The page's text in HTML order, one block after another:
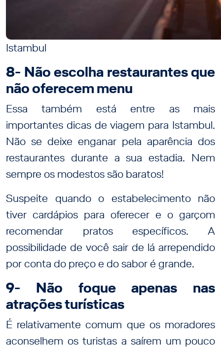
Istambul
8- Não escolha restaurantes que
não oferecem menu
Essa também está entre as mais
importantes dicas de viagem para Istambul.
Não se deixe enganar pela aparência dos
restaurantes durante a sua estadia. Nem
sempre os modestos são baratos!
Suspeite quando o estabelecimento não
tiver cardápios para oferecer e o garçom
recomendar pratos específicos. A
possibilidade de você sair de lá arrependido
por conta do preço e do sabor é grande.
9- Não foque apenas nas
atrações turísticas
É relativamente comum que os moradores
aconselhem os turistas a saírem um pouco